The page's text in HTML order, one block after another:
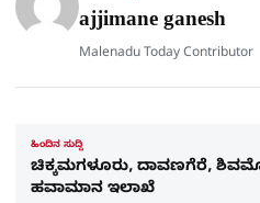
ajjimane ganesh
Malenadu Today Contributor
ಹಿಂದಿನ ಸುದ್ದಿ
ಚಿಕ್ಕಮಗಳೂರು, ದಾವಣಗೆರೆ,
ಹವಾಮಾನ ಇಲಾಖೆ